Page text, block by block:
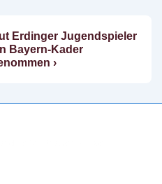
Erdinger Jugendspieler
Bayern-Kader
›